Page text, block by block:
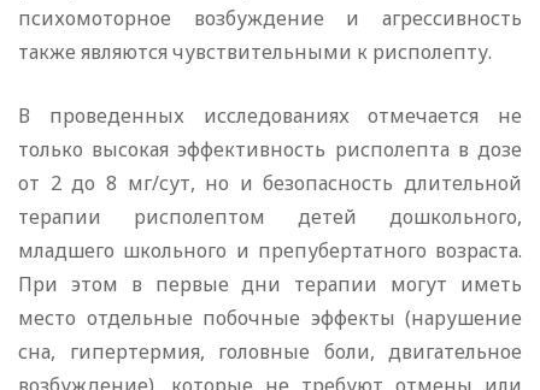
психомоторное возбуждение и агрессивность
также являются чувствительными к рисполепту.
В проведенных исследованиях отмечается не
только высокая эффективность рисполепта в дозе
от 2 до 8 мг/сут, но и безопасность длительной
терапии рисполептом детей дошкольного,
младшего школьного и препубертатного возраста.
При этом в первые дни терапии могут иметь
место отдельные побочные эффекты (нарушение
сна, гипертермия, головные боли, двигательное